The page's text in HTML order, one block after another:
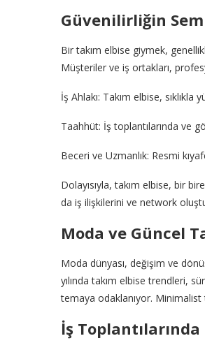
Güvenilirliğin
Bir takım elbise giymek,
Müşteriler ve iş ortakları,
İş Ahlakı: Takım elbise,
Taahhüt: İş toplantılarında ve
Beceri ve Uzmanlık: Resmi
Dolayısıyla, takım elbise, bir
da iş ilişkilerini ve network
Moda ve Güncel
Moda dünyası, değişim ve
yılında takım elbise trendleri,
temaya odaklanıyor. Minimalist
İş